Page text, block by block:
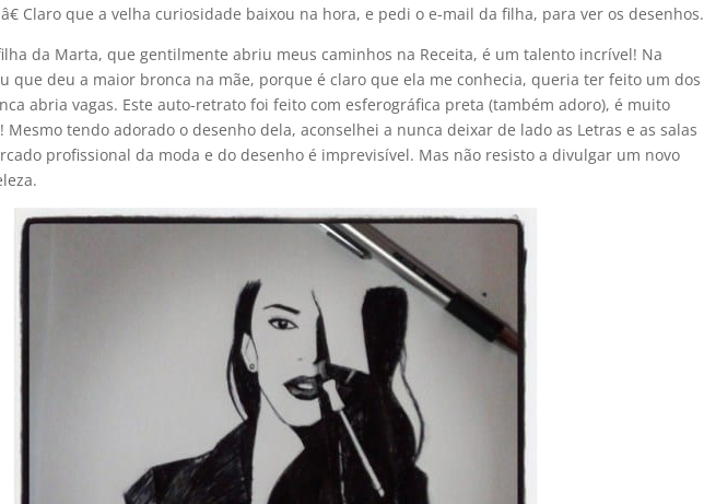
Claro que a velha curiosidade baixou na hora, e pedi o e-mail da filha, para ver os desenhos.
da Marta, que gentilmente abriu meus caminhos na Receita, é um talento incrí­vel! Na
que deu a maior bronca na mãe, porque é claro que ela me conhecia, queria ter feito um dos
abria vagas. Este auto-retrato foi feito com esferográfica preta (também adoro), é muito
Mesmo tendo adorado o desenho dela, aconselhei a nunca deixar de lado as Letras e as salas
profissional da moda e do desenho é imprevisí­vel. Mas não resisto a divulgar um novo